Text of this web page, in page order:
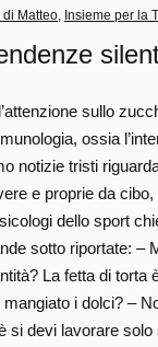
di Matteo Insieme per la
sullo
ossia
notizie tristi
e proprie da
dello sport
sotto riportate: –
La fetta di
i dolci? –
si devi lavorare